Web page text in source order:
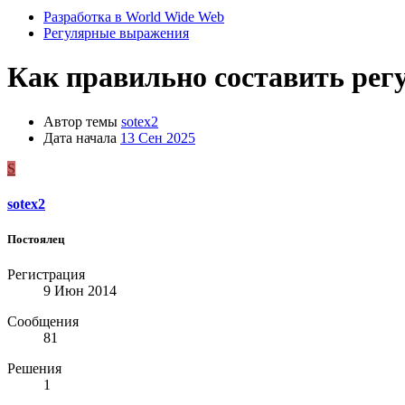
Разработка в World Wide Web
Регулярные выражения
Как правильно составить
Автор темы sotex2
Дата начала 13 Сен 2025
S
sotex2
Постоялец
Регистрация
9 Июн 2014
Сообщения
81
Решения
1